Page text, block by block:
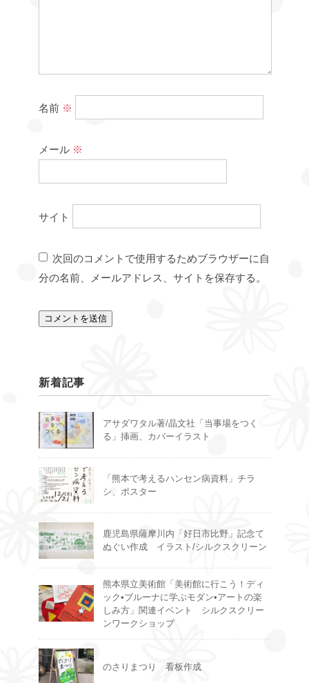
名前 ※
メール ※
サイト
次回のコメントで使用するためブラウザーに自
分の名前、メールアドレス、サイトを保存する。
新着記事
アサダワタル著/晶文社「当事場をつく
る」挿画、カバーイラスト
「熊本で考えるハンセン病資料」チラ
シ、ポスター
鹿児島県薩摩川内「好日市比野」記念て
ぬぐい作成 イラスト/シルクスクリーン
熊本県立美術館「美術館に行こう！ディ
ック•ブルーナに学ぶモダン•アートの楽
しみ方」関連イベント シルクスクリー
ンワークショップ
のさりまつり 看板作成